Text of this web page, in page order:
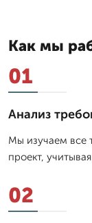
Как мы
01
Анализ
Мы изучаем все
проект,
02